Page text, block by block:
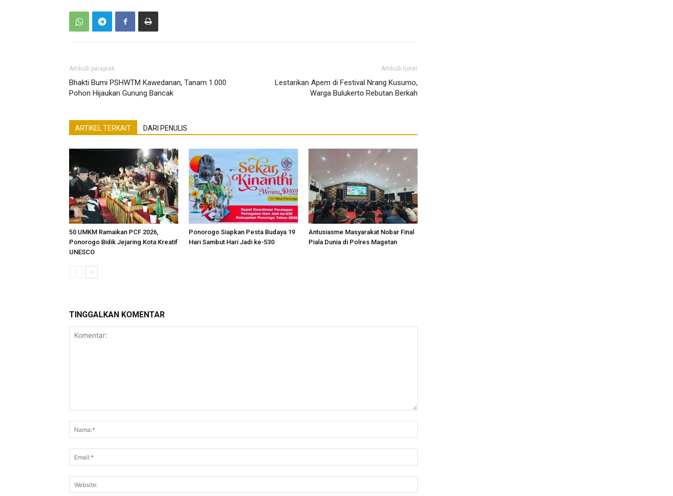
Artikulli paraprak
Bhakti Bumi PSHWTM Kawedanan, Tanam 1.000
Pohon Hijaukan Gunung Bancak
Artikulli tjetër
Lestarikan Apem di Festival Nrang Kusumo,
Warga Bulukerto Rebutan Berkah
ARTIKEL TERKAIT DARI PENULIS
50 UMKM Ramaikan PCF 2026,
Ponorogo Bidik Jejaring Kota Kreatif
UNESCO
Ponorogo Siapkan Pesta Budaya 19
Hari Sambut Hari Jadi ke-530
Antusiasme Masyarakat Nobar Final
Piala Dunia di Polres Magetan
TINGGALKAN KOMENTAR